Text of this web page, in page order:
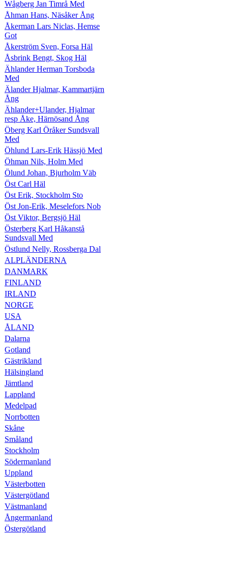
Wågberg Jan Timrå Med
Åhman Hans, Näsåker Ång
Åkerman Lars Niclas, Hemse
Got
Åkerström Sven, Forsa Häl
Åsbrink Bengt, Skog Häl
Ählander Herman Torsboda
Med
Älander Hjalmar, Kammartjärn
Ång
Ählander+Ulander, Hjalmar
resp Åke, Härnösand Ång
Öberg Karl Öråker Sundsvall
Med
Öhlund Lars-Erik Hässjö Med
Öhman Nils, Holm Med
Ölund Johan, Bjurholm Väb
Öst Carl Häl
Öst Erik, Stockholm Sto
Öst Jon-Erik, Meselefors Nob
Öst Viktor, Bergsjö Häl
Österberg Karl Håkanstå
Sundsvall Med
Östlund Nelly, Rossberga Dal
ALPLÄNDERNA
DANMARK
FINLAND
IRLAND
NORGE
USA
ÅLAND
Dalarna
Gotland
Gästrikland
Hälsingland
Jämtland
Lappland
Medelpad
Norrbotten
Skåne
Småland
Stockholm
Södermanland
Uppland
Västerbotten
Västergötland
Västmanland
Ångermanland
Östergötland